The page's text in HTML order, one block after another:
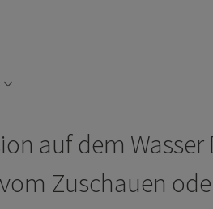
auf dem Wasser
Zuschauen